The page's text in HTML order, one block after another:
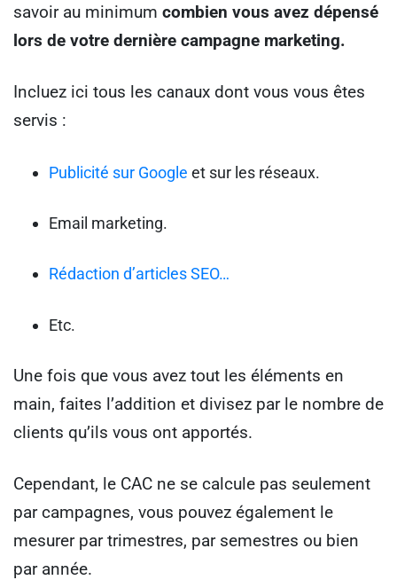
savoir au minimum combien vous avez dépensé
lors de votre dernière campagne marketing.
Incluez ici tous les canaux dont vous vous êtes
servis :
Publicité sur Google et sur les réseaux.
Email marketing.
Rédaction d’articles SEO…
Etc.
Une fois que vous avez tout les éléments en
main, faites l’addition et divisez par le nombre de
clients qu’ils vous ont apportés.
Cependant, le CAC ne se calcule pas seulement
par campagnes, vous pouvez également le
mesurer par trimestres, par semestres ou bien
par année.